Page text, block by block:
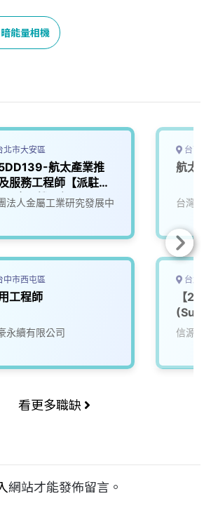
r
e
a
n
k
e
n
p
y
L
k
暗能量相機
北市大安區
航太產業推
服務工程師【派駐產
-金屬機電組】
法人金屬工業研究發展中
中市西屯區
工程師
永續有限公司
台南
航太
台灣穗
台北
【
信源企
看更多職缺
網站才能發佈留言。